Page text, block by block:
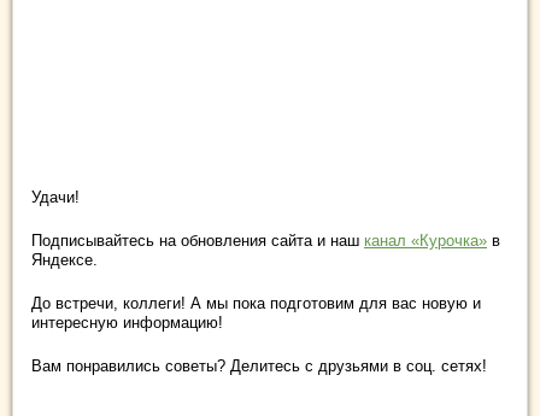
Удачи!
Подписывайтесь на обновления сайта и наш канал «Курочка» в
Яндексе.
До встречи, коллеги! А мы пока подготовим для вас новую и
интересную информацию!
Вам понравились советы? Делитесь с друзьями в соц. сетях!